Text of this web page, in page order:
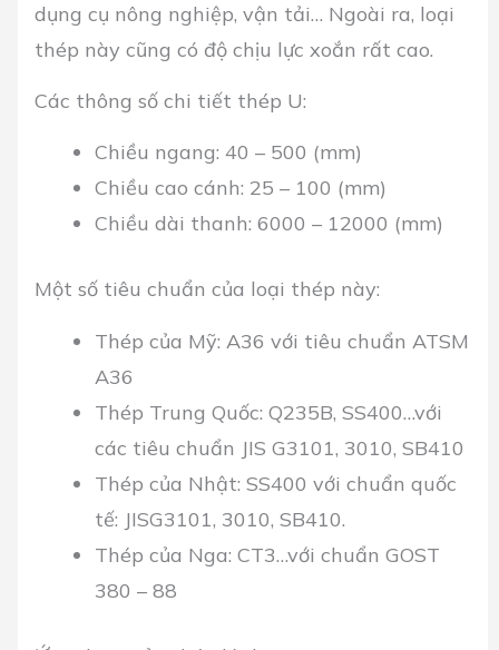
dụng cụ nông nghiệp, vận tải… Ngoài ra, loại
thép này cũng có độ chịu lực xoắn rất cao.
Các thông số chi tiết thép U:
Chiều ngang: 40 – 500 (mm)
Chiều cao cánh: 25 – 100 (mm)
Chiều dài thanh: 6000 – 12000 (mm)
Một số tiêu chuẩn của loại thép này:
Thép của Mỹ: A36 với tiêu chuẩn ATSM
A36
Thép Trung Quốc: Q235B, SS400…với
các tiêu chuẩn JIS G3101, 3010, SB410
Thép của Nhật: SS400 với chuẩn quốc
tế: JISG3101, 3010, SB410.
Thép của Nga: CT3…với chuẩn GOST
380 – 88